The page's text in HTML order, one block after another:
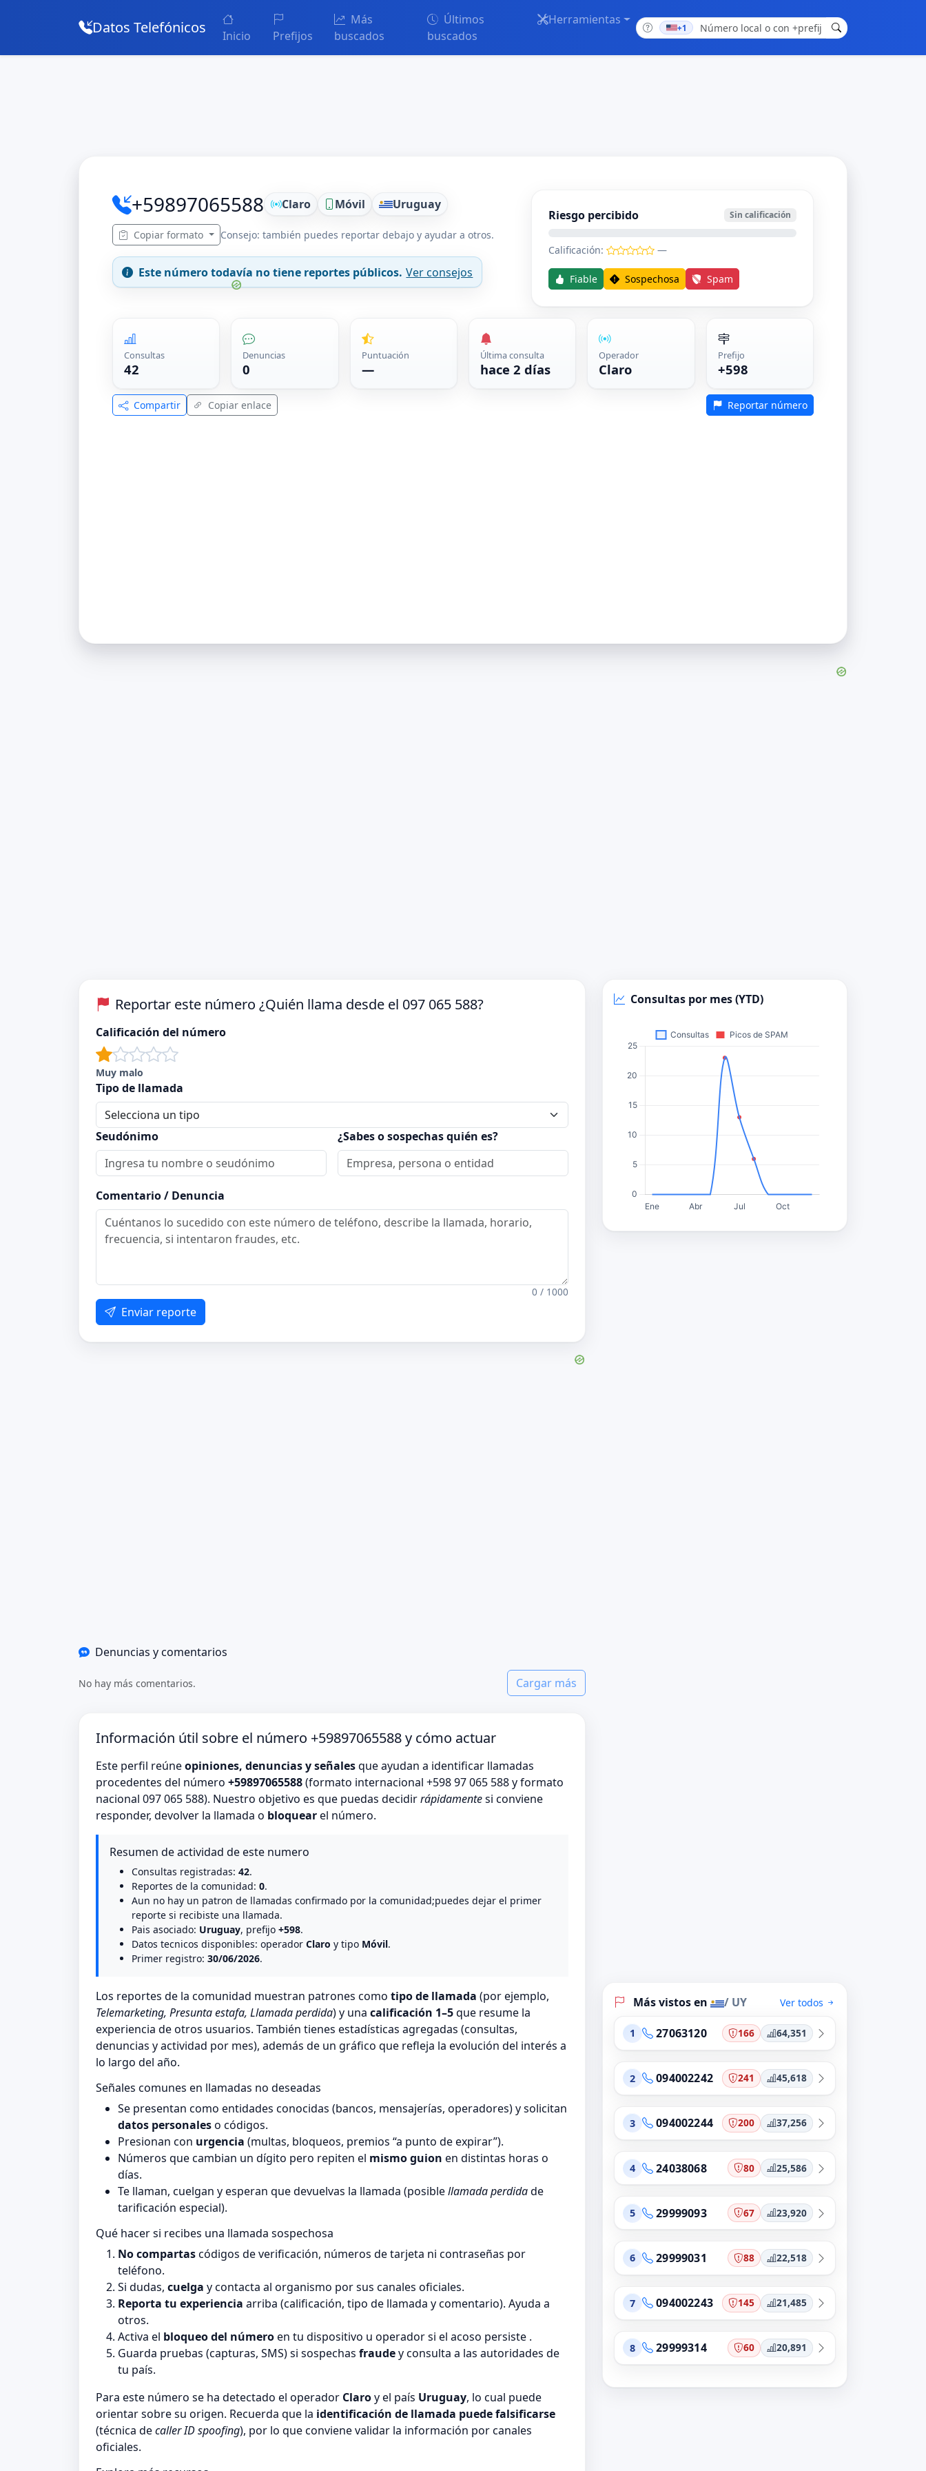
Datos Telefónicos Inicio Prefijos
Más
buscados
Últimos
buscados
Herramientas
+1
+59897065588 Claro Móvil Uruguay
Copiar formato Consejo: también puedes reportar debajo y ayudar a otros.
Este número todavía no tiene reportes públicos. Ver consejos
Riesgo percibido Sin calificación
Calificación: —
Fiable Sospechosa Spam
Consultas
42
Denuncias
0
Puntuación
—
Última consulta
hace 2 días
Operador
Claro
Prefijo
+598
Compartir Copiar enlace Reportar número
Reportar este número ¿Quién llama desde el 097 065 588?
Calificación del número
Muy malo
Tipo de llamada
Seudónimo ¿Sabes o sospechas quién es?
Comentario / Denuncia
0 / 1000
Enviar reporte
Denuncias y comentarios
No hay más comentarios. Cargar más
Información útil sobre el número +59897065588 y cómo actuar
Este perfil reúneopiniones, denuncias y señalesque ayudan a identificar llamadas
procedentes del número +59897065588(formato internacional +598 97 065 588 y formato
nacional 097 065 588). Nuestro objetivo es que puedas decidirrápidamentesi conviene
responder, devolver la llamada o bloquearel número.
Resumen de actividad de este numero
Consultas registradas: 42.
Reportes de la comunidad: 0.
Aun no hay un patron de llamadas confirmado por la comunidad;puedes dejar el primer
reporte si recibiste una llamada.
Pais asociado: Uruguay, prefijo +598.
Datos tecnicos disponibles: operador Claro y tipo Móvil.
Primer registro: 30/06/2026.
Los reportes de la comunidad muestran patrones como tipo de llamada (por ejemplo,
Telemarketing, Presunta estafa, Llamada perdida) y una calificación 1–5que resume la
experiencia de otros usuarios. También tienes estadísticas agregadas (consultas,
denuncias y actividad por mes), además de un gráfico que refleja la evolución del interés a
lo largo del año.
Señales comunes en llamadas no deseadas
Se presentan como entidades conocidas (bancos, mensajerías, operadores) y solicitan
datos personaleso códigos.
Presionan con urgencia (multas, bloqueos, premios “a punto de expirar”).
Números que cambian un dígito pero repiten el mismo guion en distintas horas o
días.
Te llaman, cuelgan y esperan que devuelvas la llamada (posiblellamada perdidade
tarificación especial).
Qué hacer si recibes una llamada sospechosa
No compartascódigos de verificación, números de tarjeta ni contraseñas por
teléfono.
Si dudas, cuelga y contacta al organismo por sus canales oficiales.
Reporta tu experiencia arriba (calificación, tipo de llamada y comentario). Ayuda a
otros.
Activa el bloqueo del númeroen tu dispositivo u operador si el acoso persiste .
Guarda pruebas (capturas, SMS) si sospechas fraudey consulta a las autoridades de
tu país.
Para este número se ha detectado el operador Claroy el país Uruguay, lo cual puede
orientar sobre su origen. Recuerda que la identificación de llamada puede falsificarse
(técnica decaller ID spoofing), por lo que conviene validar la información por canales
oficiales.
Consultas por mes (YTD)
Más vistos en / UY Ver todos
1 27063120 166 64,351
2 094002242 241 45,618
3 094002244 200 37,256
4 24038068 80 25,586
5 29999093 67 23,920
6 29999031 88 22,518
7 094002243 145 21,485
8 29999314 60 20,891